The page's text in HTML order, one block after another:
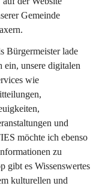
Gemeinde
Bürgermeister lade
ein, unsere digitalen
wie
und
möchte ich ebenso
zu
gibt es Wissenswertes
kulturellen und